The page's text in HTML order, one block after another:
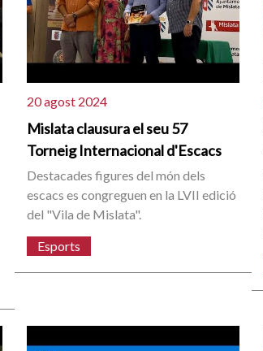
20 agost 2024
Mislata clausura el seu 57
Torneig Internacional d'Escacs
Destacades figures del món dels
escacs es congreguen en la LVII edició
del "Vila de Mislata".
Esports